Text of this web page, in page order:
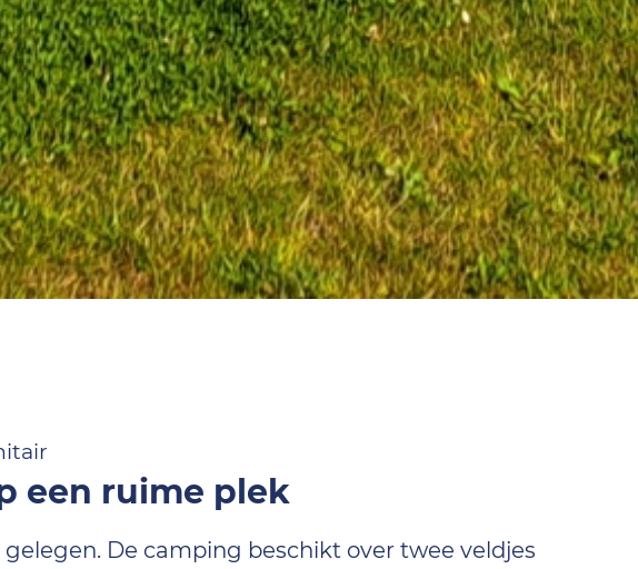
een ruime plek
De camping beschikt over twee veldjes